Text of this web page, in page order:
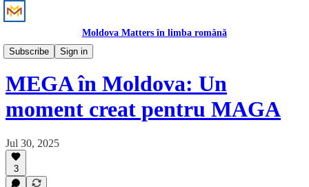
Moldova Matters în limba română
Subscribe
Sign in
Știri
MEGA în Moldova: Un
moment creat pentru MAGA
Jul 30, 2025
3